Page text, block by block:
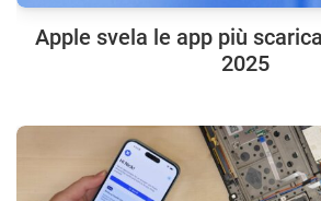
Apple svela le app più
2025